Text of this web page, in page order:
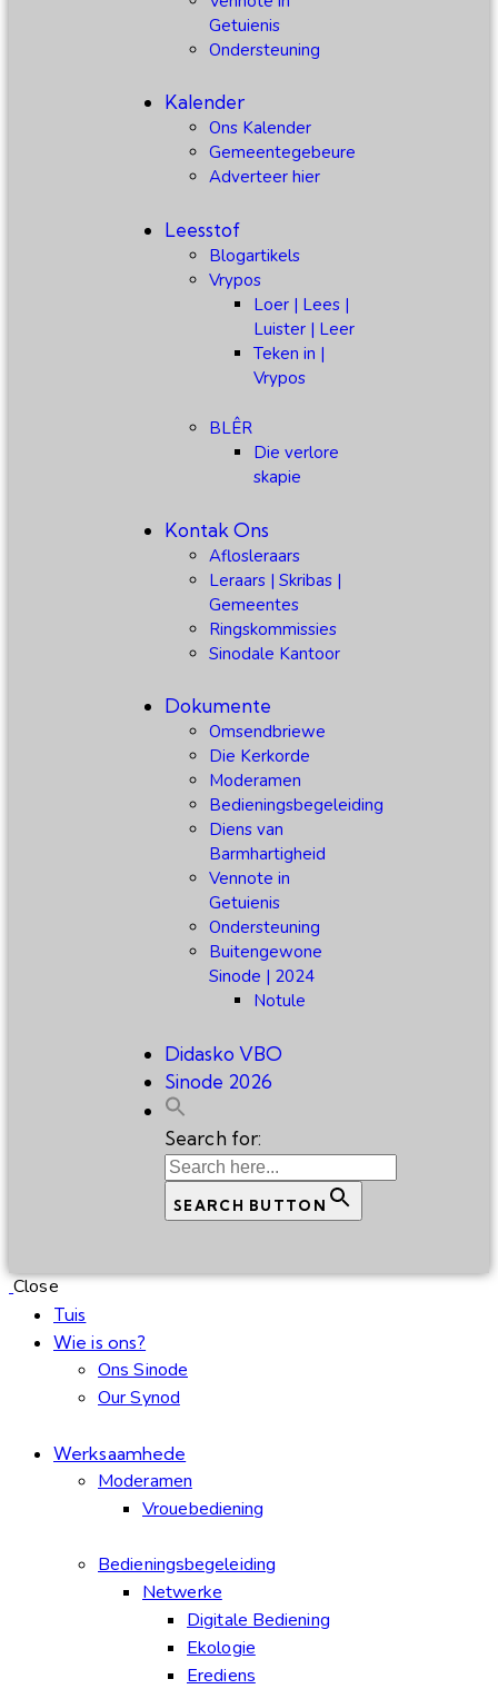
Getuienis
Ondersteuning
Kalender
Ons Kalender
Gemeentegebeure
Adverteer hier
Leesstof
Blogartikels
Vrypos
Loer | Lees |
Luister | Leer
Teken in |
Vrypos
BLÊR
Die verlore
skapie
Kontak Ons
Aflosleraars
Leraars | Skribas |
Gemeentes
Ringskommissies
Sinodale Kantoor
Dokumente
Omsendbriewe
Die Kerkorde
Moderamen
Bedieningsbegeleiding
Diens van
Barmhartigheid
Vennote in
Getuienis
Ondersteuning
Buitengewone
Sinode | 2024
Notule
Didasko VBO
Sinode 2026
Search for:
SEARCH BUTTON
Close
Tuis
Wie is ons?
Ons Sinode
Our Synod
Werksaamhede
Moderamen
Vrouebediening
Bedieningsbegeleiding
Netwerke
Digitale Bediening
Ekologie
Erediens